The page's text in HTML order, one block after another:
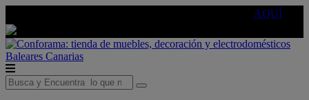
AQUÍ
Baleares Canarias